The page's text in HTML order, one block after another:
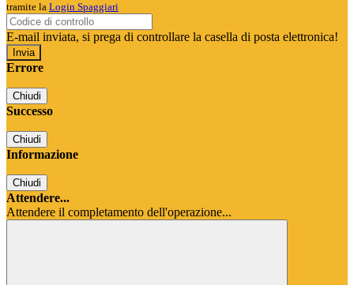
tramite la Login Spaggiari
E-mail inviata, si prega di controllare la casella di posta elettronica!
Errore
Chiudi
Successo
Chiudi
Informazione
Chiudi
Attendere...
Attendere il completamento dell'operazione...